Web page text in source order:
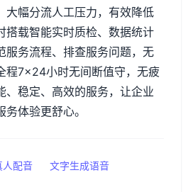
大幅分流人工压力，有效降低
搭载智能实时质检、数据统计
服务流程、排查服务问题，无
程7×24小时无间断值守，无疲
、稳定、高效的服务，让企业
体验更舒心。
人配音
文字生成语音